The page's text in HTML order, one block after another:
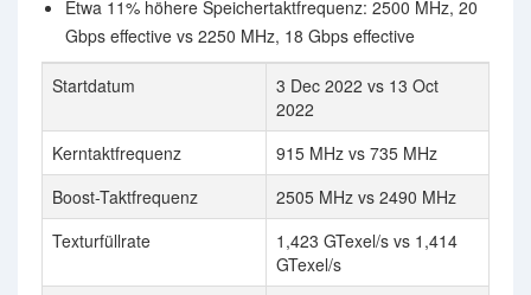
Etwa 11% höhere Speichertaktfrequenz: 2500 MHz, 20
Gbps effective vs 2250 MHz, 18 Gbps effective
Startdatum
3 Dec 2022 vs 13 Oct
2022
Kerntaktfrequenz
915 MHz vs 735 MHz
Boost-Taktfrequenz
2505 MHz vs 2490 MHz
Texturfüllrate
1,423 GTexel/s vs 1,414
GTexel/s